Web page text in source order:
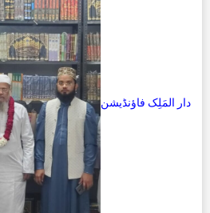
دار المَلِک فاؤنڈیشن